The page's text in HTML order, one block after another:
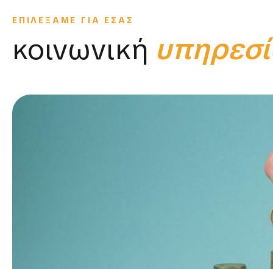
ΕΠΙΛΕΞΑΜΕ ΓΙΑ ΕΣΑΣ
κοινωνική